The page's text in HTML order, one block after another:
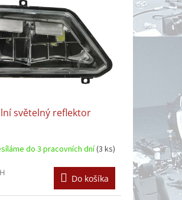
světelný reflektor
do 3 pracovních dní(3 ks)
Do košíka